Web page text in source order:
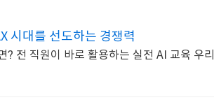
시대를 선도하는 경쟁력
? 전 직원이 바로 활용하는 실전 AI 교육 우